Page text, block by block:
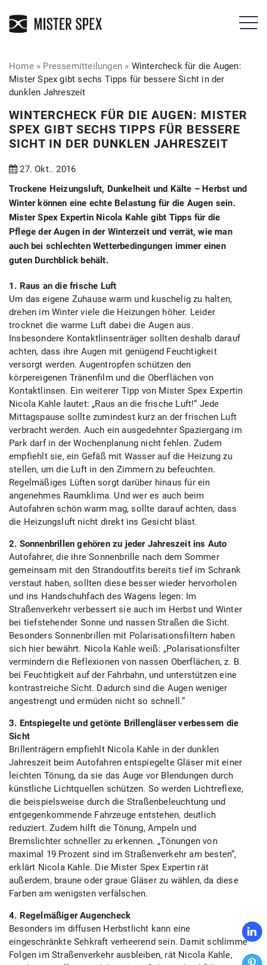
Home» Pressemitteilungen » Wintercheck für die Augen:
Mister Spex gibt sechs Tipps für bessere Sicht in der
dunklen Jahreszeit
WINTERCHECK FÜR DIE AUGEN: MISTER
SPEX GIBT SECHS TIPPS FÜR BESSERE
SICHT IN DER DUNKLEN JAHRESZEIT
27. Okt.. 2016
Trockene Heizungsluft, Dunkelheit und Kälte – Herbst und
Winter können eine echte Belastung für die Augen sein.
Mister Spex Expertin Nicola Kahle gibt Tipps für die
Pflege der Augen in der Winterzeit und verrät, wie man
auch bei schlechten Wetterbedingungen immer einen
guten Durchblick behält.
1. Raus an die frische Luft
Um das eigene Zuhause warm und kuschelig zu halten,
drehen im Winter viele die Heizungen höher. Leider
trocknet die warme Luft dabei die Augen aus.
Insbesondere Kontaktlinsenträger sollten deshalb darauf
achten, dass ihre Augen mit genügend Feuchtigkeit
versorgt werden. Augentropfen schützen den
körpereigenen Tränenfilm und die Oberflächen von
Kontaktlinsen. Ein weiterer Tipp von Mister Spex Expertin
Nicola Kahle lautet: „Raus an die frische Luft!“ Jede
Mittagspause sollte zumindest kurz an der frischen Luft
verbracht werden. Auch ein ausgedehnter Spaziergang im
Park darf in der Wochenplanung nicht fehlen. Zudem
empfiehlt sie, ein Gefäß mit Wasser auf die Heizung zu
stellen, um die Luft in den Zimmern zu befeuchten.
Regelmäßiges Lüften sorgt darüber hinaus für ein
angenehmes Raumklima. Und wer es auch beim
Autofahren schön warm mag, sollte darauf achten, dass
die Heizungsluft nicht direkt ins Gesicht bläst.
2. Sonnenbrillen gehören zu jeder Jahreszeit ins Auto
Autofahrer, die ihre Sonnenbrille nach dem Sommer
gemeinsam mit den Strandoutfits bereits tief im Schrank
verstaut haben, sollten diese besser wieder hervorholen
und ins Handschuhfach des Wagens legen: Im
Straßenverkehr verbessert sie auch im Herbst und Winter
bei tiefstehender Sonne und nassen Straßen die Sicht.
Besonders Sonnenbrillen mit Polarisationsfiltern haben
sich hier bewährt. Nicola Kahle weiß: „Polarisationsfilter
vermindern die Reflexionen von nassen Oberflächen, z. B.
bei Feuchtigkeit auf der Fahrbahn, und unterstützen eine
kontrastreiche Sicht. Dadurch sind die Augen weniger
angestrengt und ermüden nicht so schnell.“
3. Entspiegelte und getönte Brillengläser verbessern die
Sicht
Brillenträgern empfiehlt Nicola Kahle in der dunklen
Jahreszeit beim Autofahren entspiegelte Gläser mit einer
leichten Tönung, da sie das Auge vor Blendungen durch
künstliche Lichtquellen schützen. So werden Lichtreflexe,
die beispielsweise durch die Straßenbeleuchtung und
entgegenkommende Fahrzeuge entstehen, deutlich
reduziert. Zudem hilft die Tönung, Ampeln und
Bremslichter schneller zu erkennen. „Tönungen von
maximal 19 Prozent sind im Straßenverkehr am besten“,
erklärt Nicola Kahle. Die Mister Spex Expertin rät
außerdem, braune oder graue Gläser zu wählen, da diese
Farben am wenigsten verfälschen.
4. Regelmäßiger Augencheck
Besonders im diffusen Herbstlicht kann eine
eingeschränkte Sehkraft verheerend sein. Damit schlimme
Folgen im Straßenverkehr ausbleiben, rät Nicola Kahle,